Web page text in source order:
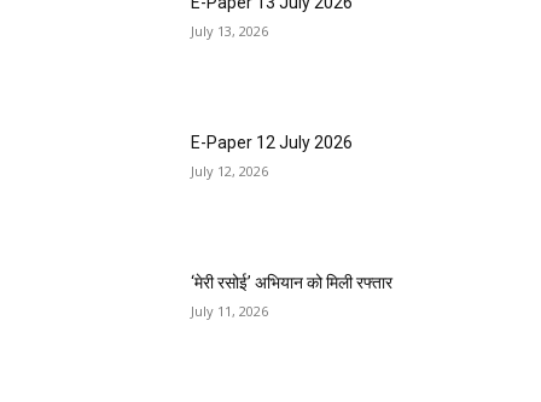
July 13, 2026
E-Paper 12 July 2026
July 12, 2026
‘मेरी रसोई’ अभियान को मिली रफ्तार
July 11, 2026